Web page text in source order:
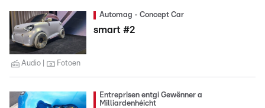
Automag - Concept Car
smart #2
Audio Fotoen
Entreprisen entgi Gewënner a
Milliardenhéicht